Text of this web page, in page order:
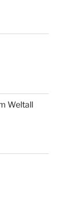
Weltall